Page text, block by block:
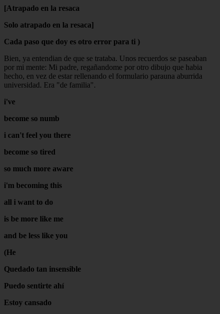
[Atrapado en la resaca
Solo atrapado en la resaca]
Cada paso que doy es otro error para ti )
Bien, ya entendian de que se trataba. Unos recuerdos se paseaban
por mi mente: Mi padre, regañandome por otro dibujo que habia
hecho, en vez de estar rellenando el formulario parauna aburrida
universidad. Era "de familia".
i've
become so numb
i can't feel you there
become so tired
so much more aware
i'm becoming this
all i want to do
is be more like me
and be less like you
(He
Quedado tan insensible
Puedo sentirte ahí
Estoy cansado